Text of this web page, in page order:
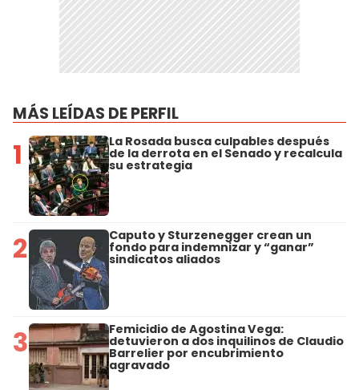
MÁS LEÍDAS DE PERFIL
1 La Rosada busca culpables después
de la derrota en el Senado y recalcula
su estrategia
2 Caputo y Sturzenegger crean un
fondo para indemnizar y “ganar”
sindicatos aliados
3 Femicidio de Agostina Vega:
detuvieron a dos inquilinos de Claudio
Barrelier por encubrimiento
agravado